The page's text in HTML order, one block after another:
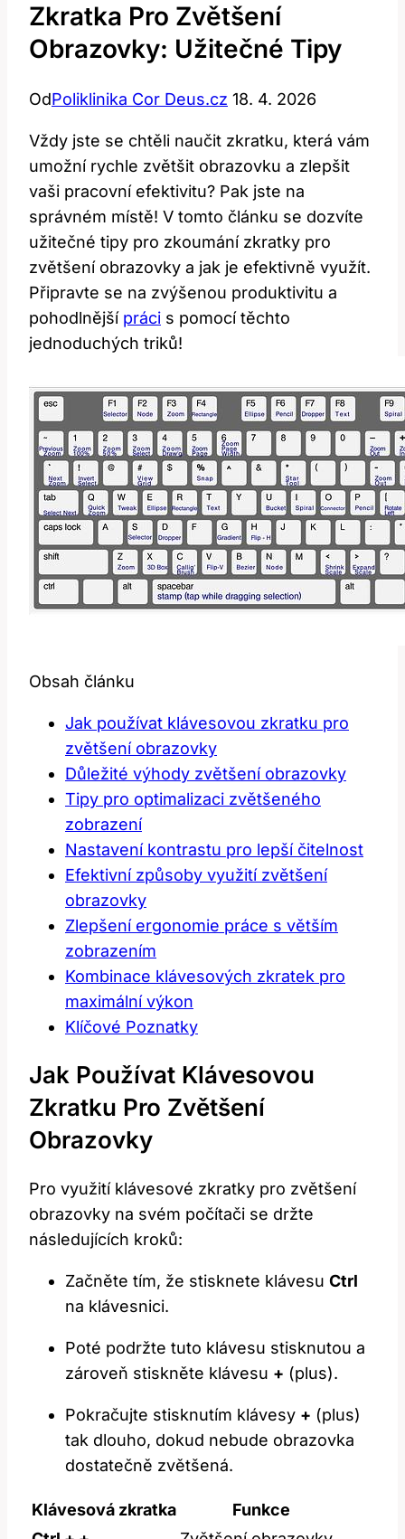
Zkratka Pro Zvětšení
Obrazovky: Užitečné Tipy
OdPoliklinika Cor Deus.cz 18. 4. 2026
Vždy jste ⁢se chtěli naučit zkratku, která vám
umožní rychle zvětšit obrazovku‌ a zlepšit
vaši pracovní efektivitu? Pak jste na
správném místě! V⁣ tomto⁤ článku‌ se dozvíte
užitečné tipy pro zkoumání ⁤zkratky⁢ pro
zvětšení ​obrazovky a jak je ⁢efektivně využít.
Připravte se na zvýšenou produktivitu a
pohodlnější práci s pomocí těchto⁤
jednoduchých triků!
Obsah článku
Jak používat klávesovou zkratku pro
zvětšení obrazovky
Důležité výhody zvětšení obrazovky
Tipy pro optimalizaci zvětšeného
zobrazení
Nastavení kontrastu ⁣pro lepší čitelnost
Efektivní způsoby ⁤využití zvětšení
obrazovky
Zlepšení ergonomie práce s větším
zobrazením
Kombinace‌ klávesových zkratek pro
maximální výkon
Klíčové Poznatky
Jak Používat Klávesovou
Zkratku Pro Zvětšení
Obrazovky
Pro využití klávesové zkratky pro zvětšení
obrazovky na⁢ svém počítači se držte‌
následujících kroků:
Začněte ​tím, že stisknete klávesu Ctrl
na klávesnici.
Poté podržte tuto klávesu stisknutou a
zároveň stiskněte klávesu + (plus).
Pokračujte stisknutím klávesy + (plus)
tak ‌dlouho, dokud nebude obrazovka
dostatečně ⁣zvětšená.
Klávesová⁢ zkratka
Funkce